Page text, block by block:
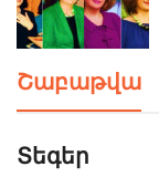
Շաբաթվա
Տեգեր